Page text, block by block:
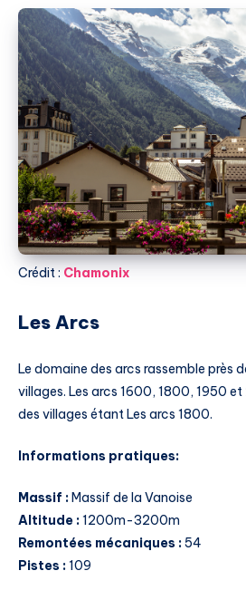
Crédit : Chamonix
Les Arcs
Le domaine des arcs rassemble près
villages. Les arcs 1600, 1800, 1950
des villages étant Les arcs 1800.
Informations pratiques:
Massif :Massif de la Vanoise
Altitude :1200m-3200m
Remontées mécaniques :54
Pistes :109